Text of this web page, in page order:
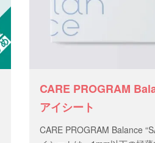
CARE PROGRAM
アイシート
CARE PROGRAM Balance